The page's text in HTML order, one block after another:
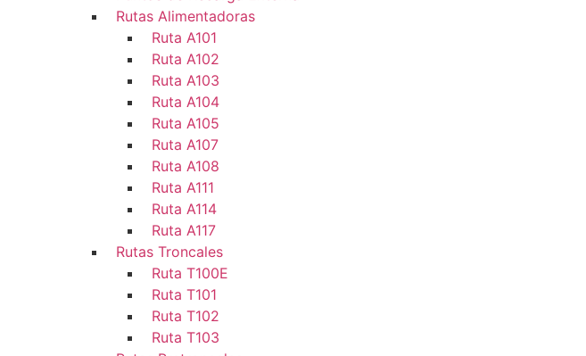
Rutas Alimentadoras
Ruta A101
Ruta A102
Ruta A103
Ruta A104
Ruta A105
Ruta A107
Ruta A108
Ruta A111
Ruta A114
Ruta A117
Rutas Troncales
Ruta T100E
Ruta T101
Ruta T102
Ruta T103